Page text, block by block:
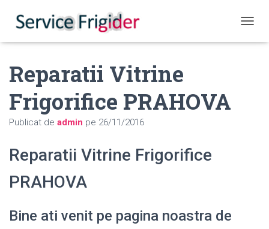
Reparatii Vitrine
Frigorifice PRAHOVA
Publicat de admin pe 26/11/2016
Reparatii Vitrine Frigorifice
PRAHOVA
Bine ati venit pe pagina noastra de